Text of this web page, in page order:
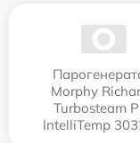
Morphy
Turbosteam
IntelliTemp